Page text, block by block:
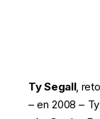
Ty Segall,
– en 2008 –